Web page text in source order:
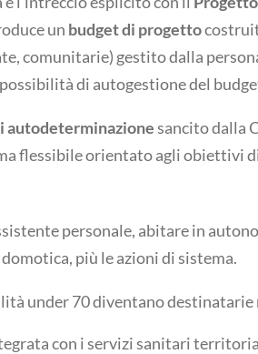
un budget di progetto
comunitarie) gestito dalla
di autogestione del
autodeterminazionesancito dalla
flessibile orientato agli obiettivi
personale, abitare in
più le azioni di sistema.
under 70 diventano
con i servizi sanitari